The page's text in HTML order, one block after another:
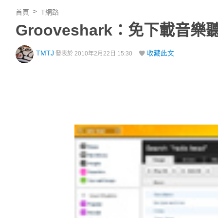
首頁 T網路
Grooveshark：免下載音樂
TMTJ 發表於 2010年2月22日 15:30 收藏此文